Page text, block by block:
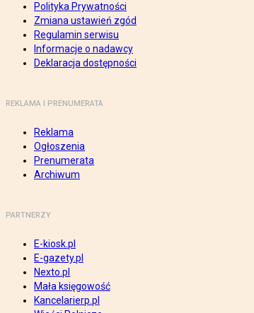
Polityka Prywatności
Zmiana ustawień zgód
Regulamin serwisu
Informacje o nadawcy
Deklaracja dostępności
REKLAMA I PRENUMERATA
Reklama
Ogłoszenia
Prenumerata
Archiwum
PARTNERZY
E-kiosk.pl
E-gazety.pl
Nexto.pl
Mała księgowość
Kancelarierp.pl